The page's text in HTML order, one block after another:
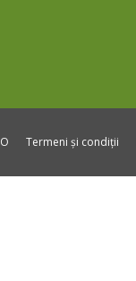
Termeni și condiții